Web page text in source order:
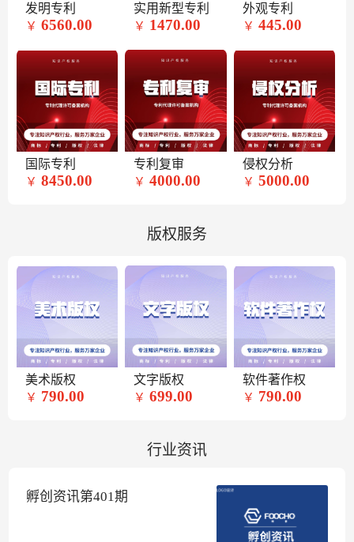
发明专利
￥ 6560.00
实用新型专利
￥ 1470.00
外观专利
￥ 445.00
国际专利
￥ 8450.00
专利复审
￥ 4000.00
侵权分析
￥ 5000.00
版权服务
美术版权
￥ 790.00
文字版权
￥ 699.00
软件著作权
￥ 790.00
行业资讯
孵创资讯第401期